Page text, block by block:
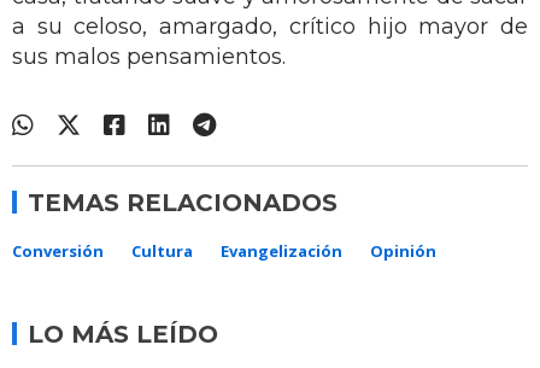
a su celoso, amargado, crítico hijo mayor de
sus malos pensamientos.
TEMAS RELACIONADOS
Conversión Cultura Evangelización Opinión
LO MÁS LEÍDO